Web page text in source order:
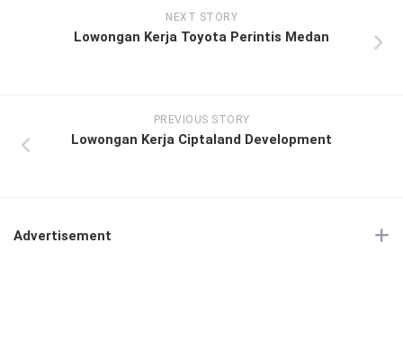
NEXT STORY
Lowongan Kerja Toyota Perintis Medan
PREVIOUS STORY
Lowongan Kerja Ciptaland Development
Advertisement